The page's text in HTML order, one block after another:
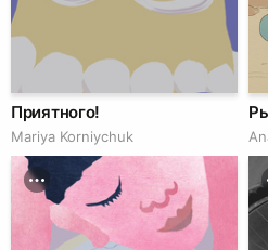
Приятного!
Mariya Korniychuk